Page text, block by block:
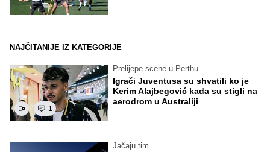
NAJČITANIJE IZ KATEGORIJE
1
Prelijepe scene u Perthu
Igrači Juventusa su shvatili ko je
Kerim Alajbegović kada su stigli na
aerodrom u Australiji
Jačaju tim